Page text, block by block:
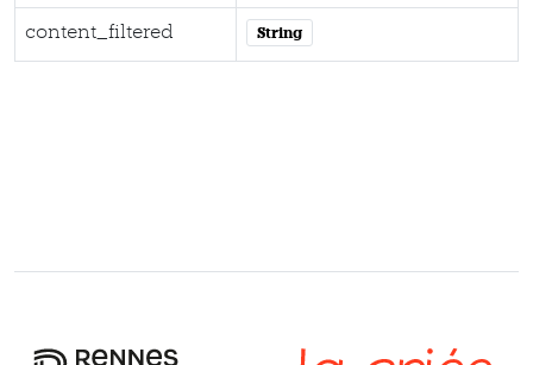
content_filtered String